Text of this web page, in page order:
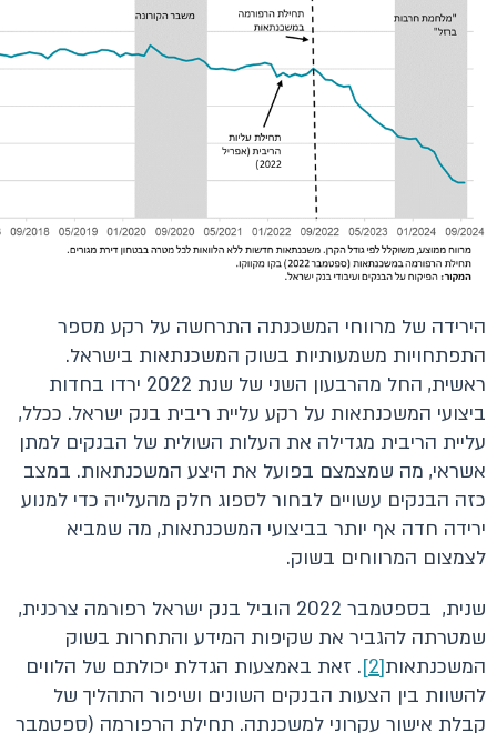
הירידה של מרווחי המשכנתה התרחשה על רקע מספר
התפתחויות משמעותיות בשוק המשכנתאות בישראל.
ראשית, החל מהרבעון השני של שנת 2022 ירדו בחדות
ביצועי המשכנתאות על רקע עליית ריבית בנק ישראל. ככלל,
עליית הריבית מגדילה את העלות השולית של הבנקים למתן
אשראי, מה שמצמצם בפועל את היצע המשכנתאות. במצב
כזה הבנקים עשויים לבחור לספוג חלק מהעלייה כדי למנוע
ירידה חדה אף יותר בביצועי המשכנתאות, מה שמביא
לצמצום המרווחים בשוק.
שנית, בספטמבר 2022 הוביל בנק ישראל רפורמה צרכנית,
שמטרתה להגביר את שקיפות המידע והתחרות בשוק
המשכנתאות[2]
. זאת באמצעות הגדלת יכולתם של הלווים
להשוות בין הצעות הבנקים השונים ושיפור התהליך של
קבלת אישור עקרוני למשכנתה. תחילת הרפורמה (ספטמבר